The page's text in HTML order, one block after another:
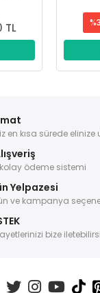
TL %3
en kısa sürede elinize
ödeme sistemi
Yelpazesi
ve kampanya
bize